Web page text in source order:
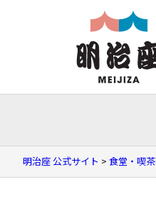
明治座 公式サイト > 食堂・喫茶